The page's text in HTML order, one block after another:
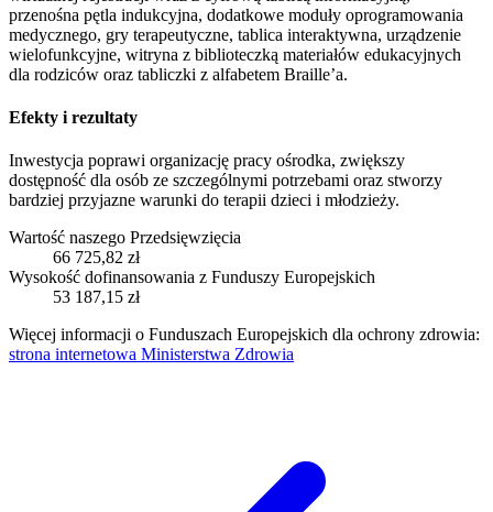
przenośna pętla indukcyjna, dodatkowe moduły oprogramowania
medycznego, gry terapeutyczne, tablica interaktywna, urządzenie
wielofunkcyjne, witryna z biblioteczką materiałów edukacyjnych
dla rodziców oraz tabliczki z alfabetem Braille’a.
Efekty i rezultaty
Inwestycja poprawi organizację pracy ośrodka, zwiększy
dostępność dla osób ze szczególnymi potrzebami oraz stworzy
bardziej przyjazne warunki do terapii dzieci i młodzieży.
Wartość naszego Przedsięwzięcia
66 725,82 zł
Wysokość dofinansowania z Funduszy Europejskich
53 187,15 zł
Więcej informacji o Funduszach Europejskich dla ochrony zdrowia:
strona internetowa Ministerstwa Zdrowia